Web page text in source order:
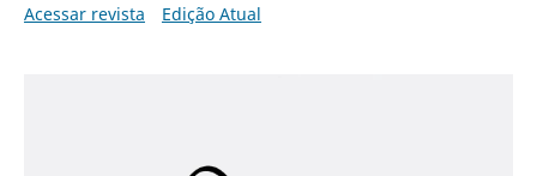
Acessar revista
Edição Atual